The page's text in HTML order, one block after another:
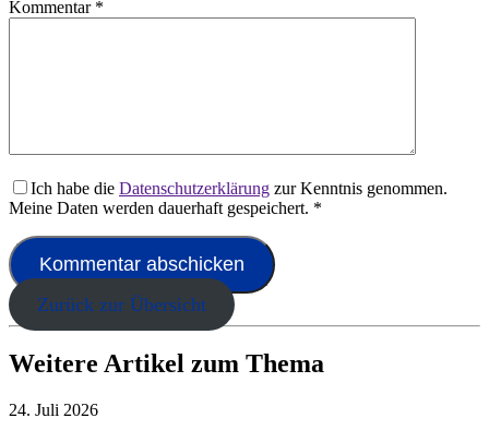
Kommentar *
Ich habe die Datenschutzerklärung zur Kenntnis genommen.
Meine Daten werden dauerhaft gespeichert. *
Zurück zur Übersicht
Weitere Artikel zum Thema
24. Juli 2026